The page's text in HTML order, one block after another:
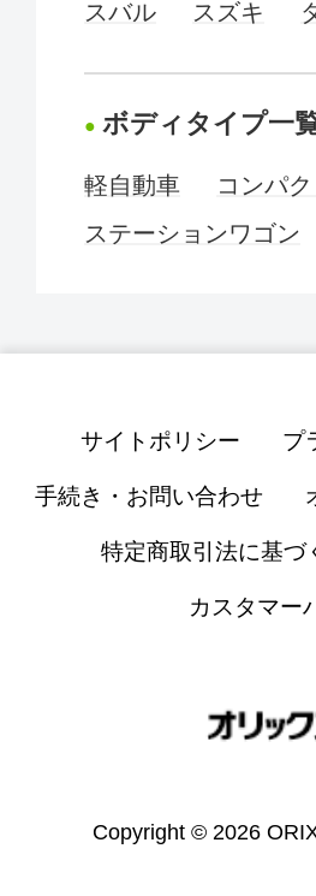
スバル
スズキ
ボディタイプ一
軽自動車 コンパ
ステーションワゴン
サイトポリシー プ
手続き・お問い合わせ
特定商取引法に基づ
カスタマー
Copyright © 2026